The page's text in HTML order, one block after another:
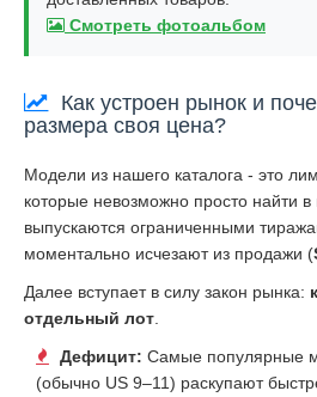
Смотреть фотоальбом
Как устроен рынок и
размера своя цена?
Модели из нашего каталога - это
которые невозможно просто найти
выпускаются ограниченными
моментально исчезают из продажи (
Далее вступает в силу закон рынка:
отдельный лот
Дефицит: Самые популярные
(обычно US 9–11) раскупают